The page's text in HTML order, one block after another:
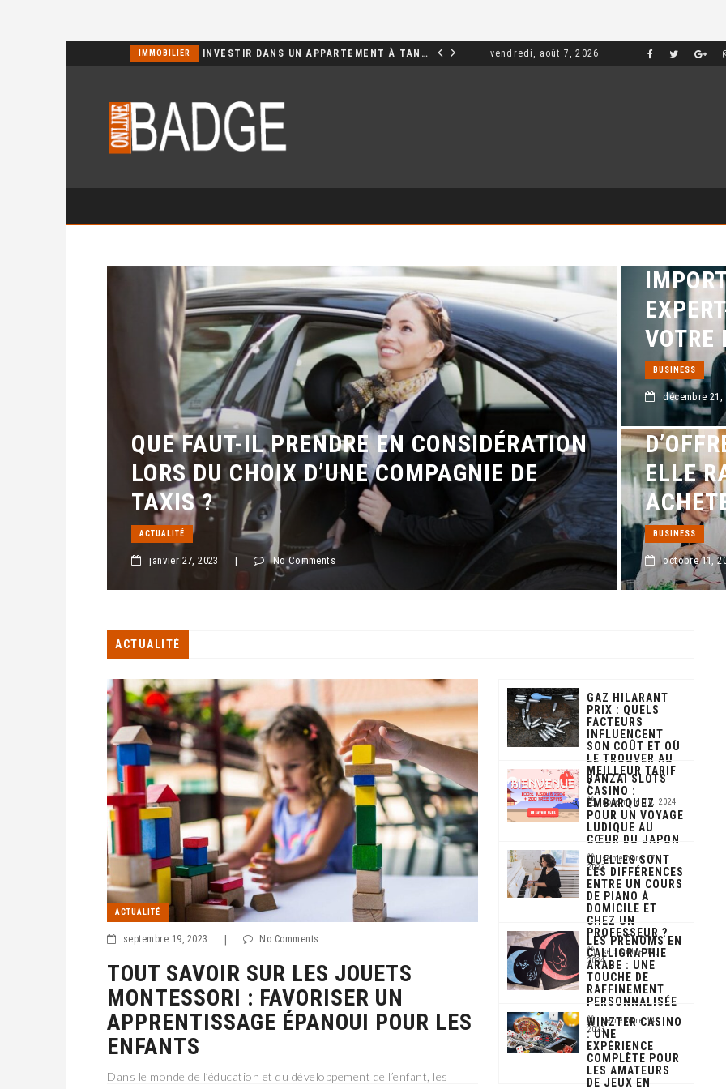
IMMOBILIER INVESTIR DANS UN APPARTEMENT À TANGER : OPPORTUNITÉS ET POINTS ESSENTIELS À CONNAÎTRE MARKETING
vendredi, août 7, 2026
QUE FAUT-IL PRENDRE EN CONSIDÉRATION
LORS DU CHOIX D’UNE COMPAGNIE DE
TAXIS ?
ACTUALITÉ
janvier 27, 2023 | No Comments
VOTRE
BUSINESS
décembre 21,
ELLE
BUSINESS
octobre 11,
ACTUALITÉ
ACTUALITÉ
septembre 19, 2023 No Comments
TOUT SAVOIR SUR LES JOUETS
MONTESSORI : FAVORISER UN
APPRENTISSAGE ÉPANOUI POUR LES
ENFANTS
Dans le monde de l’éducation et du développement de l’enfant, les
GAZ HILARANT
PRIX : QUELS
FACTEURS
INFLUENCENT
SON COÛT ET OÙ
LE TROUVER AU
MEILLEUR TARIF
?
novembre 16, 2024
BANZAI SLOTS
CASINO :
EMBARQUEZ
POUR UN VOYAGE
LUDIQUE AU
CŒUR DU JAPON
septembre 17,
2023
QUELLES SONT
LES DIFFÉRENCES
ENTRE UN COURS
DE PIANO À
DOMICILE ET
CHEZ UN
PROFESSEUR ?
septembre 11,
2024
LES PRÉNOMS EN
CALLIGRAPHIE
ARABE : UNE
TOUCHE DE
RAFFINEMENT
PERSONNALISÉE
septembre 14,
2023
WINZTER CASINO
: UNE
EXPÉRIENCE
COMPLÈTE POUR
LES AMATEURS
DE JEUX EN